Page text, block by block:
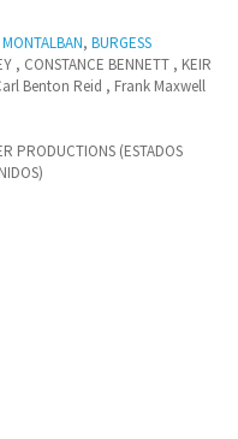
, BURGESS
, CONSTANCE BENNETT , KEIR
Benton Reid , Frank Maxwell
PRODUCTIONS (ESTADOS